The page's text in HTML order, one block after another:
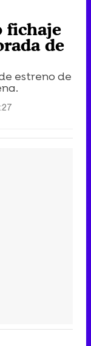
fichaje
de
estreno de